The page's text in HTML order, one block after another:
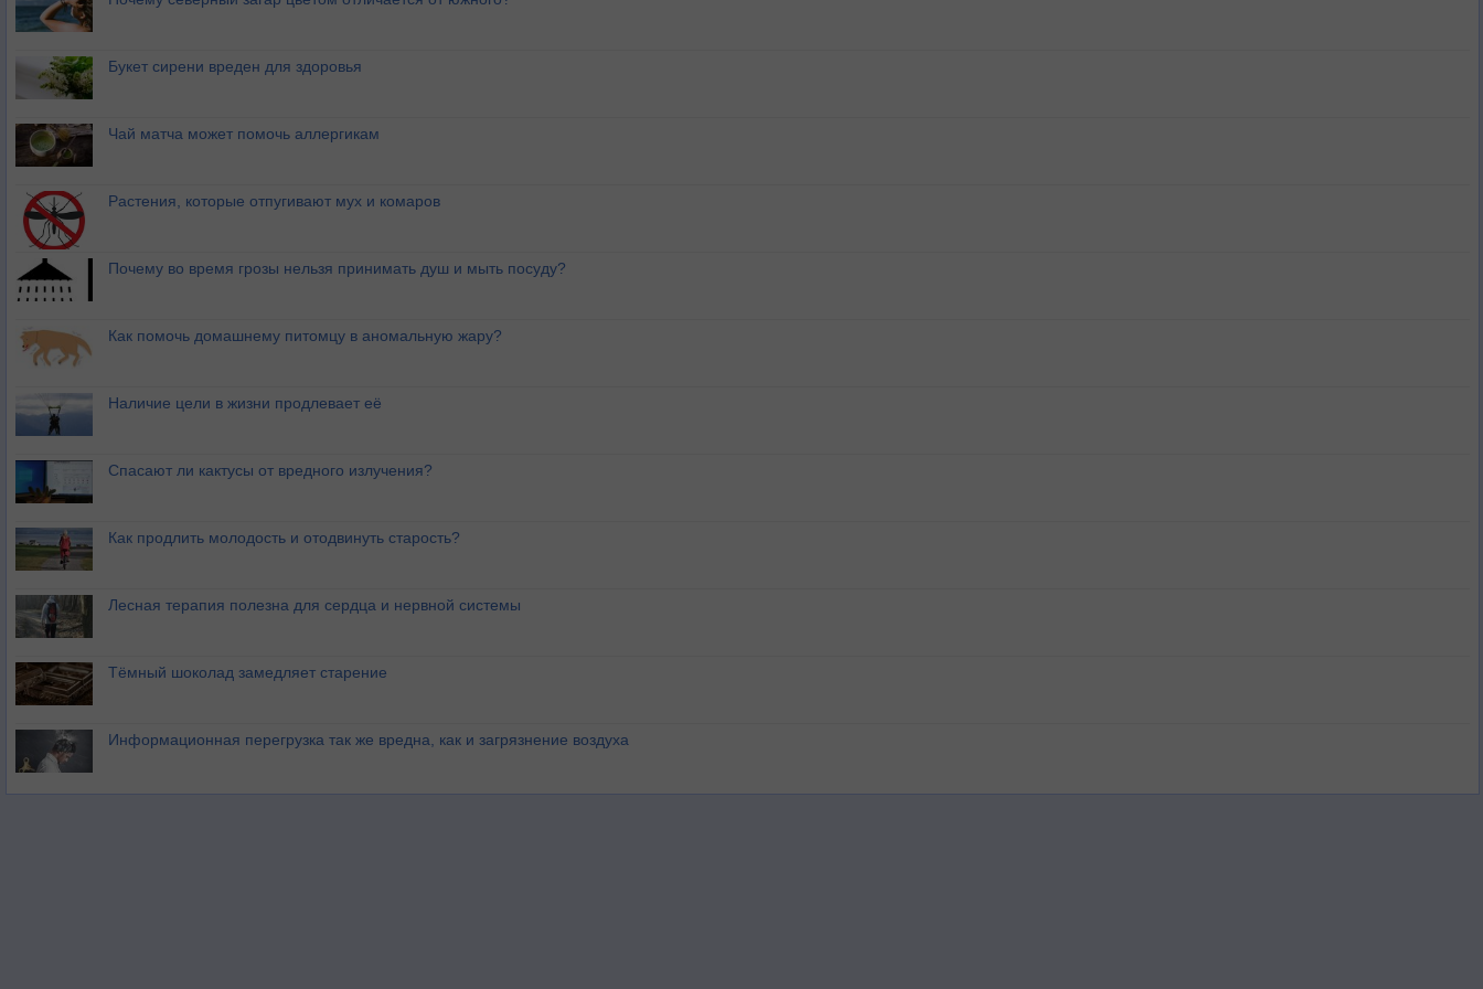
Букет сирени вреден для здоровья
Чай матча может помочь аллергикам
Растения, которые отпугивают мух и комаров
Почему во время грозы нельзя принимать душ и мыть посуду?
Как помочь домашнему питомцу в аномальную жару?
Наличие цели в жизни продлевает её
Спасают ли кактусы от вредного излучения?
Как продлить молодость и отодвинуть старость?
Лесная терапия полезна для сердца и нервной системы
Тёмный шоколад замедляет старение
Информационная перегрузка так же вредна, как и загрязнение воздуха